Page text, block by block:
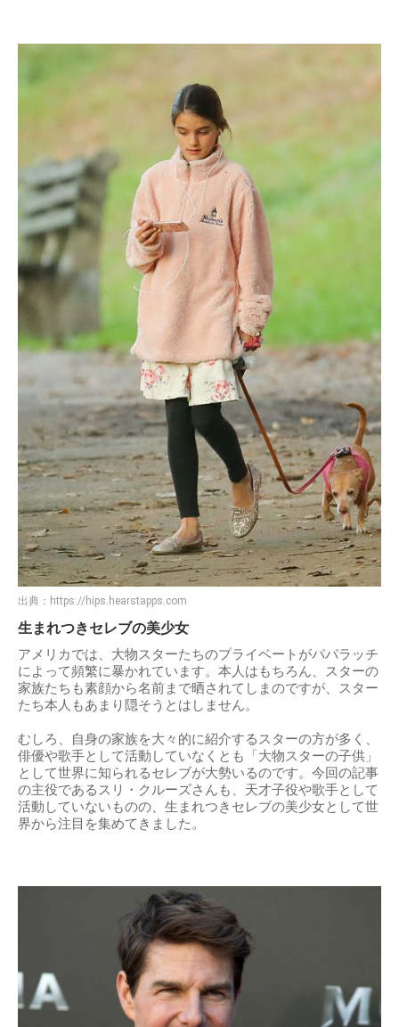
出典： https://hips.hearstapps.com
生まれつきセレブの美少女
アメリカでは、大物スターたちのプライベートがパパラッチ
によって頻繁に暴かれています。本人はもちろん、スターの
家族たちも素顔から名前まで晒されてしまのですが、スター
たち本人もあまり隠そうとはしません。
むしろ、自身の家族を大々的に紹介するスターの方が多く、
俳優や歌手として活動していなくとも「大物スターの子供」
として世界に知られるセレブが大勢いるのです。今回の記事
の主役であるスリ・クルーズさんも、天才子役や歌手として
活動していないものの、生まれつきセレブの美少女として世
界から注目を集めてきました。